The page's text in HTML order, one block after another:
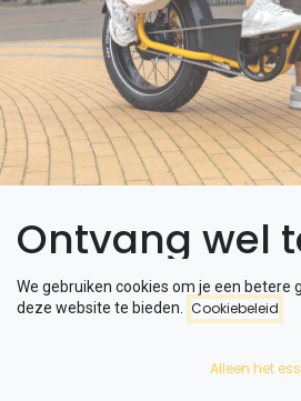
Ontvang wel
korting op
Phatfour FLX
We gebruiken cookies om je een betere
deze website te bieden.
Cookiebeleid
Alleen het